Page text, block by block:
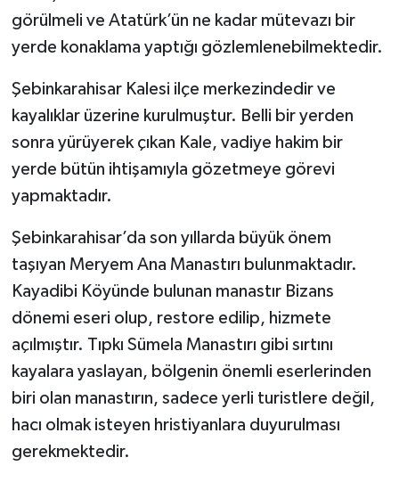
görülmeli ve Atatürk’ün ne kadar mütevazı bir
yerde konaklama yaptığı gözlemlenebilmektedir.
Şebinkarahisar Kalesi ilçe merkezindedir ve
kayalıklar üzerine kurulmuştur. Belli bir yerden
sonra yürüyerek çıkan Kale, vadiye hakim bir
yerde bütün ihtişamıyla gözetmeye görevi
yapmaktadır.
Şebinkarahisar’da son yıllarda büyük önem
taşıyan Meryem Ana Manastırı bulunmaktadır.
Kayadibi Köyünde bulunan manastır Bizans
dönemi eseri olup, restore edilip, hizmete
açılmıştır. Tıpkı Sümela Manastırı gibi sırtını
kayalara yaslayan, bölgenin önemli eserlerinden
biri olan manastırın, sadece yerli turistlere değil,
hacı olmak isteyen hristiyanlara duyurulması
gerekmektedir.